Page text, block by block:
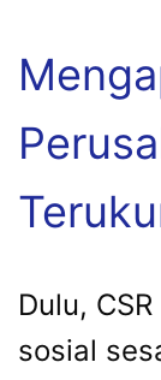
Dulu,
sosial